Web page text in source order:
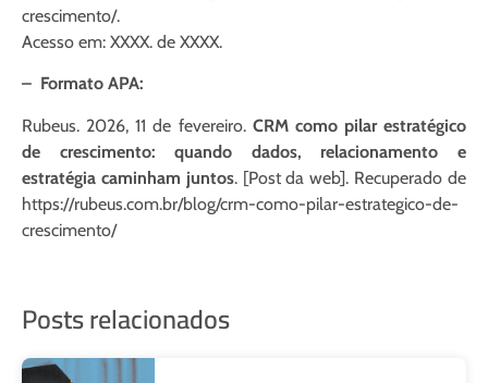
crescimento/.
Acesso em: XXXX. de XXXX.
– Formato APA:
Rubeus. 2026, 11 de fevereiro. CRM como pilar estratégico
de crescimento: quando dados, relacionamento e
estratégia caminham juntos. [Post da web]. Recuperado de
https://rubeus.com.br/blog/crm-como-pilar-estrategico-de-
crescimento/
Posts relacionados